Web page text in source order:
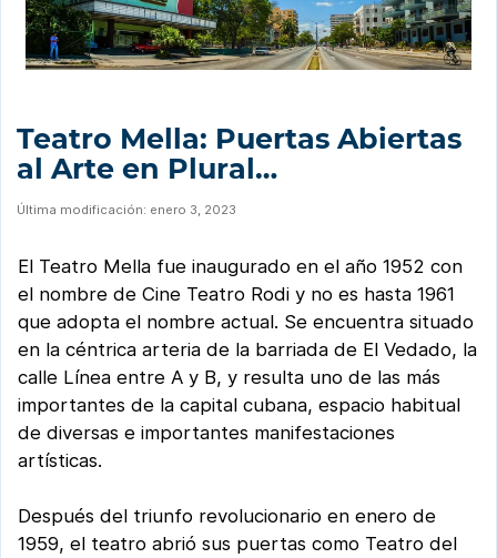
Teatro Mella: Puertas Abiertas
al Arte en Plural…
Última modificación: enero 3, 2023
El Teatro Mella fue inaugurado en el año 1952 con
el nombre de Cine Teatro Rodi y no es hasta 1961
que adopta el nombre actual. Se encuentra situado
en la céntrica arteria de la barriada de El Vedado, la
calle Línea entre A y B, y resulta uno de las más
importantes de la capital cubana, espacio habitual
de diversas e importantes manifestaciones
artísticas.
Después del triunfo revolucionario en enero de
1959, el teatro abrió sus puertas como Teatro del